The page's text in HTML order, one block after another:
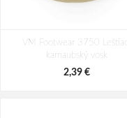
Dark Olive 37/41 L
141,92 €
VM Footwear 3750 Leštiaci
karnaubský vosk
2,39 €